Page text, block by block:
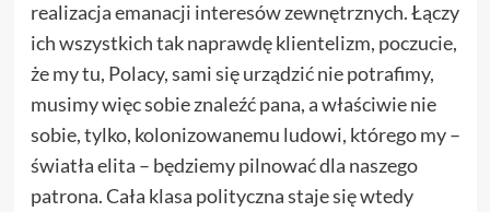
realizacja emanacji interesów zewnętrznych. Łączy
ich wszystkich tak naprawdę klientelizm, poczucie,
że my tu, Polacy, sami się urządzić nie potrafimy,
musimy więc sobie znaleźć pana, a właściwie nie
sobie, tylko, kolonizowanemu ludowi, którego my –
światła elita – będziemy pilnować dla naszego
patrona. Cała klasa polityczna staje się wtedy